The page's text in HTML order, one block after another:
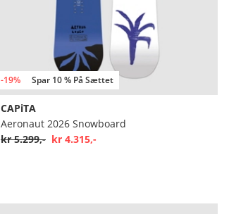
-19% Spar 10 % På Sættet
CAPiTA
Aeronaut 2026 Snowboard
kr 5.299,- kr 4.315,-